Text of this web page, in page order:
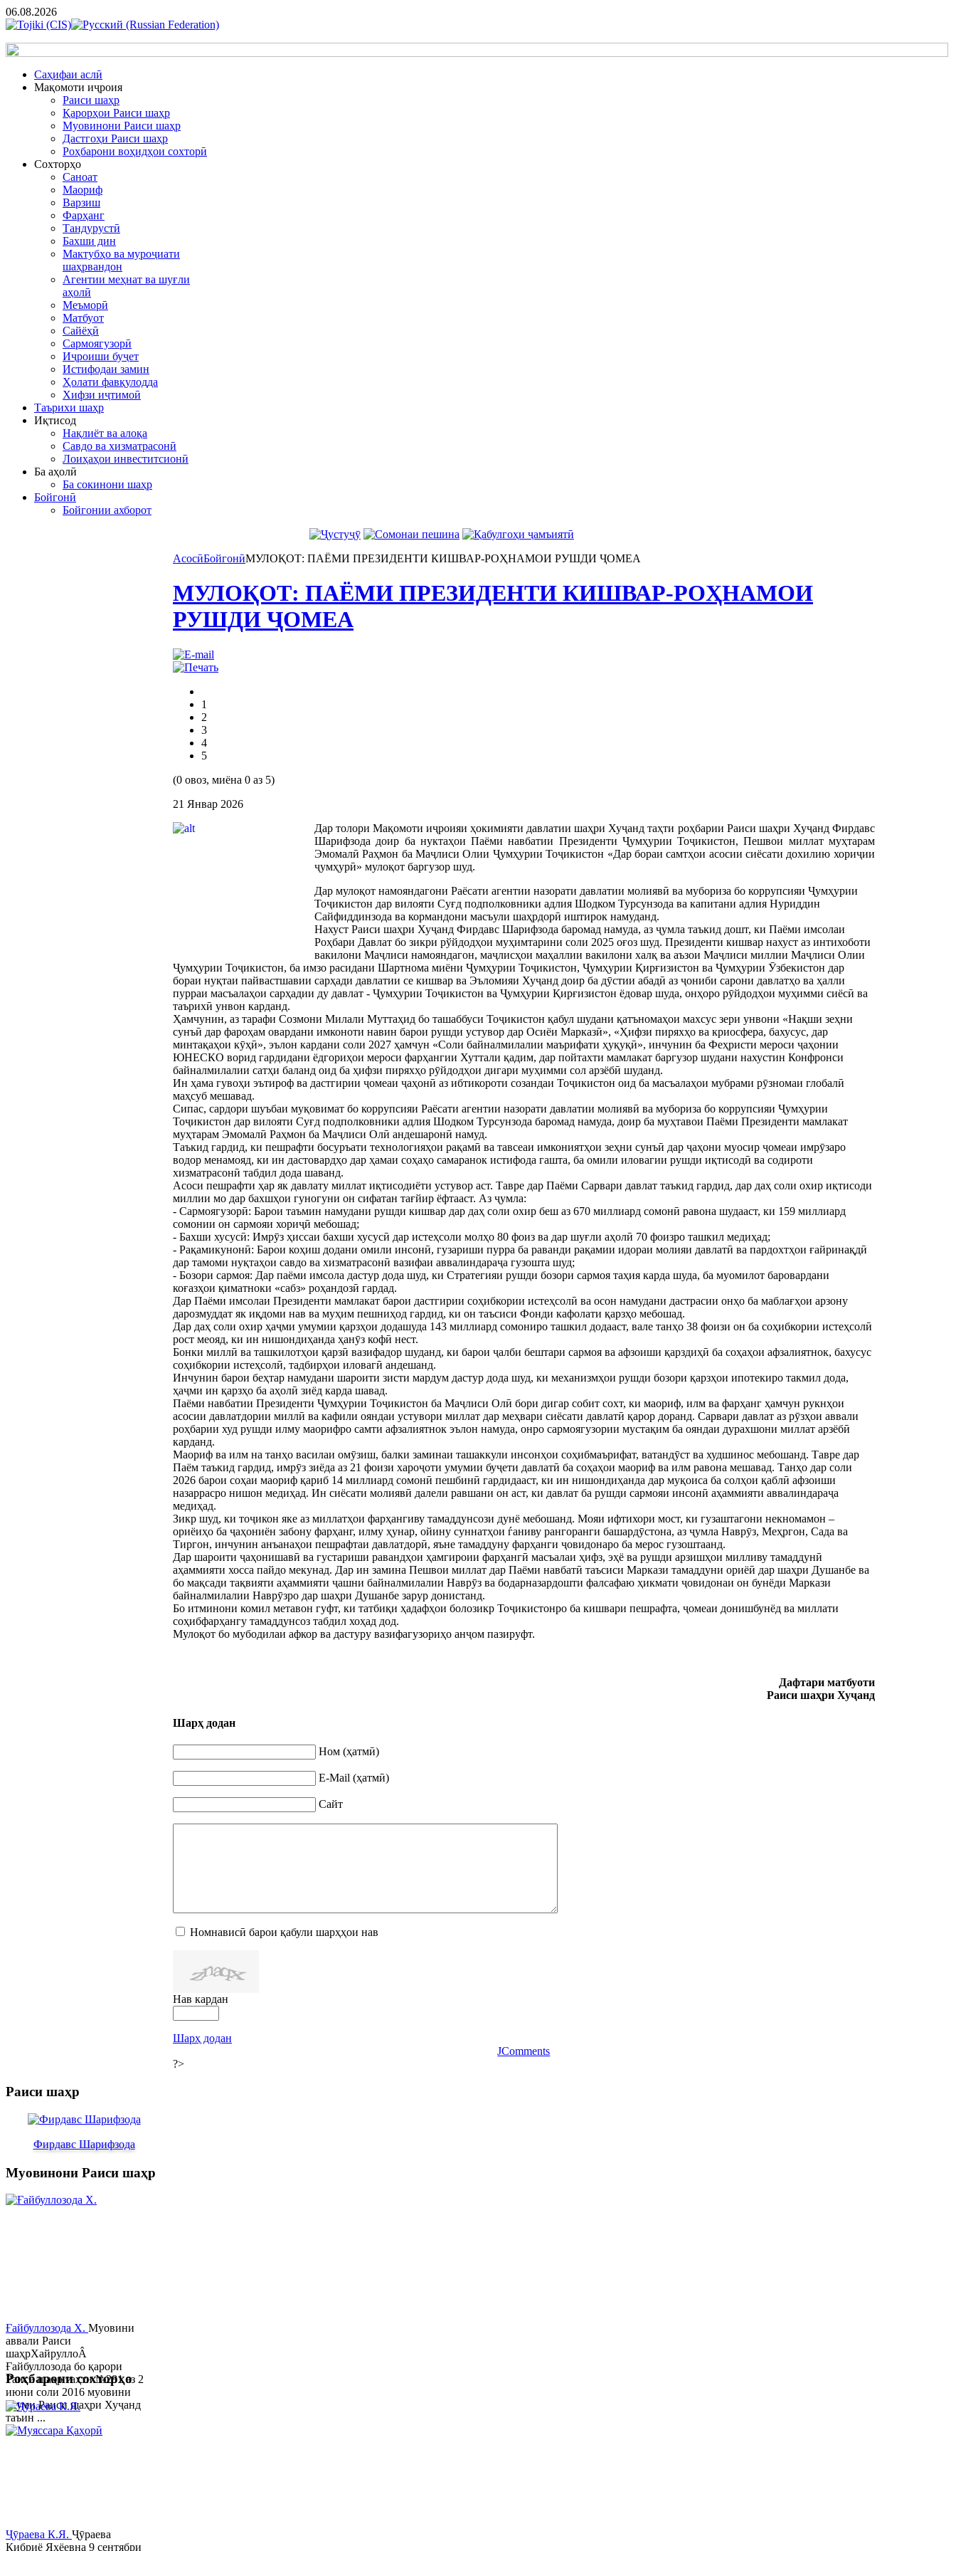
06.08.2026
Cаҳифаи аслӣ
Мақомоти иҷроия
Раиси шаҳр
Қарорҳои Раиси шаҳр
Муовинони Раиси шаҳр
Дастгоҳи Раиси шаҳр
Роҳбарони воҳидҳои сохторӣ
Сохторҳо
Саноат
Маориф
Варзиш
Фарҳанг
Тандурустӣ
Бахши дин
Мактубҳо ва муроҷиати
шаҳрвандон
Агентии меҳнат ва шуғли
аҳолӣ
Меъморӣ
Матбуот
Сайёҳӣ
Сармоягузорӣ
Иҷроиши буҷет
Истифодаи замин
Ҳолати фавқулодда
Хифзи иҷтимоӣ
Таърихи шаҳр
Иқтисод
Нақлиёт ва алоқа
Савдо ва хизматрасонӣ
Лоиҳаҳои инвеститсионӣ
Ба аҳолӣ
Ба сокинони шаҳр
Бойгонӣ
Бойгонии ахборот
АсосӣБойгонӣМУЛОҚОТ: ПАЁМИ ПРЕЗИДЕНТИ КИШВАР-РОҲНАМОИ РУШДИ ҶОМЕА
МУЛОҚОТ: ПАЁМИ ПРЕЗИДЕНТИ КИШВАР-РОҲНАМОИ
РУШДИ ҶОМЕА
1
2
3
4
5
(0 овоз, миёна 0 аз 5)
21 Январ 2026
Дар толори Мақомоти иҷроияи ҳокимияти давлатии шаҳри Хуҷанд таҳти роҳбарии Раиси шаҳри Хуҷанд Фирдавс
Шарифзода доир ба нуктаҳои Паёми навбатии Президенти Ҷумҳурии Тоҷикистон, Пешвои миллат муҳтарам
Эмомалӣ Раҳмон ба Маҷлиси Олии Ҷумҳурии Тоҷикистон «Дар бораи самтҳои асосии сиёсати дохилию хориҷии
ҷумҳурӣ» мулоқот баргузор шуд.
Дар мулоқот намояндагони Раёсати агентии назорати давлатии молиявӣ ва мубориза бо коррупсияи Ҷумҳурии
Тоҷикистон дар вилояти Суғд подполковники адлия Шодком Турсунзода ва капитани адлия Нуриддин
Сайфиддинзода ва кормандони масъули шаҳрдорӣ иштирок намуданд.
Нахуст Раиси шаҳри Хуҷанд Фирдавс Шарифзода баромад намуда, аз ҷумла таъкид дошт, ки Паёми имсолаи
Роҳбари Давлат бо зикри рўйдодҳои муҳимтарини соли 2025 оғоз шуд. Президенти кишвар нахуст аз интихоботи
вакилони Маҷлиси намояндагон, маҷлисҳои маҳаллии вакилони халқ ва аъзои Маҷлиси миллии Маҷлиси Олии
Ҷумҳурии Тоҷикистон, ба имзо расидани Шартнома миёни Ҷумҳурии Тоҷикистон, Ҷумҳурии Қирғизистон ва Ҷумҳурии Ӯзбекистон дар
бораи нуқтаи пайвастшавии сарҳади давлатии се кишвар ва Эъломияи Хуҷанд доир ба дӯстии абадӣ аз ҷониби сарони давлатҳо ва ҳалли
пурраи масъалаҳои сарҳадии ду давлат - Ҷумҳурии Тоҷикистон ва Ҷумҳурии Қирғизистон ёдовар шуда, онҳоро рӯйдодҳои муҳимми сиёсӣ ва
таърихӣ унвон карданд.
Ҳамчунин, аз тарафи Созмони Милали Муттаҳид бо ташаббуси Тоҷикистон қабул шудани қатъномаҳои махсус зери унвони «Нақши зеҳни
сунъӣ дар фароҳам овардани имконоти навин барои рушди устувор дар Осиёи Марказӣ», «Ҳифзи пиряхҳо ва криосфера, бахусус, дар
минтақаҳои кӯҳӣ», эълон кардани соли 2027 ҳамчун «Соли байналмилалии маърифати ҳуқуқӣ», инчунин ба Феҳристи мероси ҷаҳонии
ЮНЕСКО ворид гардидани ёдгориҳои мероси фарҳангии Хуттали қадим, дар пойтахти мамлакат баргузор шудани нахустин Конфронси
байналмилалии сатҳи баланд оид ба ҳифзи пиряхҳо рӯйдодҳои дигари муҳимми сол арзёбӣ шуданд.
Ин ҳама гувоҳи эътироф ва дастгирии ҷомеаи ҷаҳонӣ аз ибтикороти созандаи Тоҷикистон оид ба масъалаҳои мубрами рӯзномаи глобалӣ
маҳсуб мешавад.
Сипас, сардори шуъбаи муқовимат бо коррупсияи Раёсати агентии назорати давлатии молиявӣ ва мубориза бо коррупсияи Ҷумҳурии
Тоҷикистон дар вилояти Суғд подполковники адлия Шодком Турсунзода баромад намуда, доир ба муҳтавои Паёми Президенти мамлакат
муҳтарам Эмомалӣ Раҳмон ба Маҷлиси Олӣ андешаронӣ намуд.
Таъкид гардид, ки пешрафти босуръати технологияҳои рақамӣ ва тавсеаи имкониятҳои зеҳни сунъӣ дар ҷаҳони муосир ҷомеаи имрӯзаро
водор менамояд, ки ин дастовардҳо дар ҳамаи соҳаҳо самаранок истифода гашта, ба омили иловагии рушди иқтисодӣ ва содироти
хизматрасонӣ табдил дода шаванд.
Асоси пешрафти ҳар як давлату миллат иқтисодиёти устувор аст. Тавре дар Паёми Сарвари давлат таъкид гардид, дар даҳ соли охир иқтисоди
миллии мо дар бахшҳои гуногуни он сифатан тағйир ёфтааст. Аз ҷумла:
- Сармоягузорӣ: Барои таъмин намудани рушди кишвар дар даҳ соли охир беш аз 670 миллиард сомонӣ равона шудааст, ки 159 миллиард
сомонии он сармояи хориҷӣ мебошад;
- Бахши хусусӣ: Имрӯз ҳиссаи бахши хусусӣ дар истеҳсоли молҳо 80 фоиз ва дар шуғли аҳолӣ 70 фоизро ташкил медиҳад;
- Рақамикунонӣ: Барои коҳиш додани омили инсонӣ, гузариши пурра ба раванди рақамии идораи молияи давлатӣ ва пардохтҳои ғайринақдӣ
дар тамоми нуқтаҳои савдо ва хизматрасонӣ вазифаи аввалиндараҷа гузошта шуд;
- Бозори сармоя: Дар паёми имсола дастур дода шуд, ки Стратегияи рушди бозори сармоя таҳия карда шуда, ба муомилот баровардани
коғазҳои қиматноки «сабз» роҳандозӣ гардад.
Дар Паёми имсолаи Президенти мамлакат барои дастгирии соҳибкории истеҳсолӣ ва осон намудани дастрасии онҳо ба маблағҳои арзону
дарозмуддат як иқдоми нав ва муҳим пешниҳод гардид, ки он таъсиси Фонди кафолати қарзҳо мебошад.
Дар даҳ соли охир ҳаҷми умумии қарзҳои додашуда 143 миллиард сомониро ташкил додааст, вале танҳо 38 фоизи он ба соҳибкории истеҳсолӣ
рост меояд, ки ин нишондиҳанда ҳанӯз кофӣ нест.
Бонки миллӣ ва ташкилотҳои қарзӣ вазифадор шуданд, ки барои ҷалби бештари сармоя ва афзоиши қарздиҳӣ ба соҳаҳои афзалиятнок, бахусус
соҳибкории истеҳсолӣ, тадбирҳои иловагӣ андешанд.
Инчунин барои беҳтар намудани шароити зисти мардум дастур дода шуд, ки механизмҳои рушди бозори қарзҳои ипотекиро такмил дода,
ҳаҷми ин қарзҳо ба аҳолӣ зиёд карда шавад.
Паёми навбатии Президенти Ҷумҳурии Тоҷикистон ба Маҷлиси Олӣ бори дигар собит сохт, ки маориф, илм ва фарҳанг ҳамчун рукнҳои
асосии давлатдории миллӣ ва кафили ояндаи устувори миллат дар меҳвари сиёсати давлатӣ қарор доранд. Сарвари давлат аз рӯзҳои аввали
роҳбарии худ рушди илму маорифро самти афзалиятнок эълон намуда, онро сармоягузории мустақим ба ояндаи дурахшони миллат арзёбӣ
карданд.
Маориф ва илм на танҳо василаи омӯзиш, балки заминаи ташаккули инсонҳои соҳибмаърифат, ватандӯст ва худшинос мебошанд. Тавре дар
Паём таъкид гардид, имрӯз зиёда аз 21 фоизи хароҷоти умумии буҷети давлатӣ ба соҳаҳои маориф ва илм равона мешавад. Танҳо дар соли
2026 барои соҳаи маориф қариб 14 миллиард сомонӣ пешбинӣ гардидааст, ки ин нишондиҳанда дар муқоиса ба солҳои қаблӣ афзоиши
назаррасро нишон медиҳад. Ин сиёсати молиявӣ далели равшани он аст, ки давлат ба рушди сармояи инсонӣ аҳаммияти аввалиндараҷа
медиҳад.
Зикр шуд, ки тоҷикон яке аз миллатҳои фарҳангиву тамаддунсози дунё мебошанд. Мояи ифтихори мост, ки гузаштагони некномамон –
ориёиҳо ба ҷаҳониён забону фарҳанг, илму ҳунар, ойину суннатҳои ѓаниву рангоранги башардӯстона, аз ҷумла Наврӯз, Меҳргон, Сада ва
Тиргон, инчунин анъанаҳои пешрафтаи давлатдорӣ, яъне тамаддуну фарҳанги ҷовидонаро ба мерос гузоштаанд.
Дар шароити ҷаҳонишавӣ ва густариши равандҳои ҳамгироии фарҳангӣ масъалаи ҳифз, эҳё ва рушди арзишҳои милливу тамаддунӣ
аҳаммияти хосса пайдо мекунад. Дар ин замина Пешвои миллат дар Паёми навбатӣ таъсиси Маркази тамаддуни ориёӣ дар шаҳри Душанбе ва
бо мақсади тақвияти аҳаммияти ҷашни байналмилалии Наврӯз ва бодарназардошти фалсафаю ҳикмати ҷовидонаи он бунёди Маркази
байналмилалии Наврӯзро дар шаҳри Душанбе зарур донистанд.
Бо итминони комил метавон гуфт, ки татбиқи ҳадафҳои болозикр Тоҷикистонро ба кишвари пешрафта, ҷомеаи донишбунёд ва миллати
соҳибфарҳангу тамаддунсоз табдил хоҳад дод.
Мулоқот бо мубодилаи афкор ва дастуру вазифагузориҳо анҷом пазируфт.
Дафтари матбуоти
Раиси шаҳри Хуҷанд
Шарҳ додан
Ном (ҳатмӣ)
E-Mail (ҳатмӣ)
Сайт
Номнависӣ барои қабули шарҳҳои нав
Нав кардан
Шарҳ додан
JComments
?>
Раиси шаҳр
Фирдавс Шарифзода
Муовинони Раиси шаҳр
Ғайбуллозода Х. Муовини
аввали Раиси
шаҳрХайруллоÂ
Ғайбуллозода бо қарори
Раиси шаҳр таҳти №281 аз 2
июни соли 2016 муовини
якуми Раиси шаҳри Хуҷанд
таъин ...
Роҳбарони сохторҳо
Ҷӯраева К.Я. Ҷӯраева
Кибриё Яҳёевна 9 сентябри